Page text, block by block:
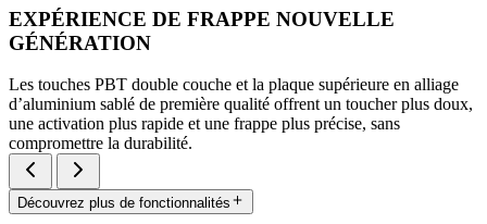
EXPÉRIENCE DE FRAPPE NOUVELLE
GÉNÉRATION
Les touches PBT double couche et la plaque supérieure en alliage
d’aluminium sablé de première qualité offrent un toucher plus doux,
une activation plus rapide et une frappe plus précise, sans
compromettre la durabilité.
Découvrez plus de fonctionnalités